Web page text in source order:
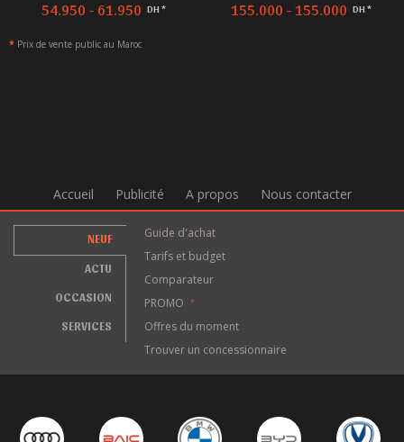
54.950 - 61.950 DH *
155.000 - 155.000 DH *
* Prix de vente public au Maroc
Accueil Publicité A propos Nous contacter
NEUF
ACTU
OCCASION
SERVICES
Guide d'achat
Tarifs et budget
Comparateur
PROMO
*
Offres du moment
Trouver un concessionnaire